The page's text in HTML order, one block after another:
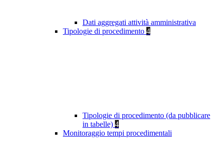
Dati aggregati attività amministrativa
Tipologie di procedimento 4
Tipologie di procedimento (da pubblicare
in tabelle) 4
Monitoraggio tempi procedimentali